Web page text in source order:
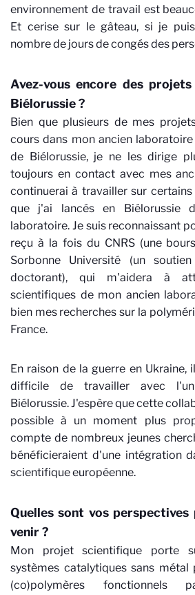
environnement de travail est
Et cerise sur le gâteau, si je
nombre de jours de congés des
Avez-vous encore des
Biélorussie ?
Bien que plusieurs de mes
cours dans mon ancien
de Biélorussie, je ne les dirige
toujours en contact avec mes
continuerai à travailler sur
que j'ai lancés en Biélorussie
laboratoire. Je suis reconnaissant
reçu à la fois du CNRS (une
Sorbonne Université (un
doctorant), qui m'aidera à
scientifiques de mon ancien
bien mes recherches sur la
France.
En raison de la guerre en Ukraine,
difficile de travailler avec
Biélorussie. J'espère que cette
possible à un moment plus
compte de nombreux jeunes
bénéficieraient d'une intégration
scientifique européenne.
Quelles sont vos perspectives
venir ?
Mon projet scientifique porte
systèmes catalytiques sans métal
(co)polymères fonctionnels